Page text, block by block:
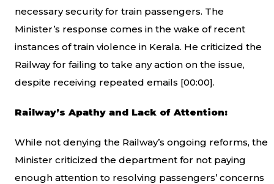
necessary security for train passengers. The
Minister’s response comes in the wake of recent
instances of train violence in Kerala. He criticized the
Railway for failing to take any action on the issue,
despite receiving repeated emails [00:00].
Railway’s Apathy and Lack of Attention:
While not denying the Railway’s ongoing reforms, the
Minister criticized the department for not paying
enough attention to resolving passengers’ concerns